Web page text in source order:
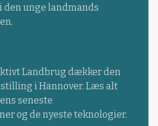
den unge landmands
Landbrug dækker den
i Hannover. Læs alt
seneste
og de nyeste teknologier.